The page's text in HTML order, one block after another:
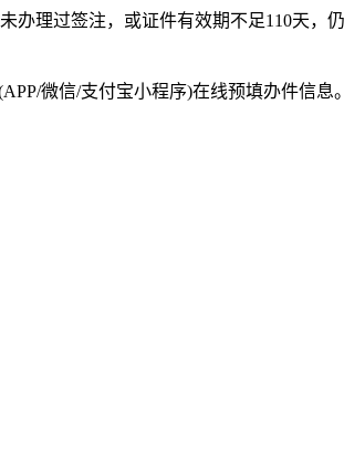
理过签注，或证件有效期不足110天，
微信/支付宝小程序)在线预填办件信